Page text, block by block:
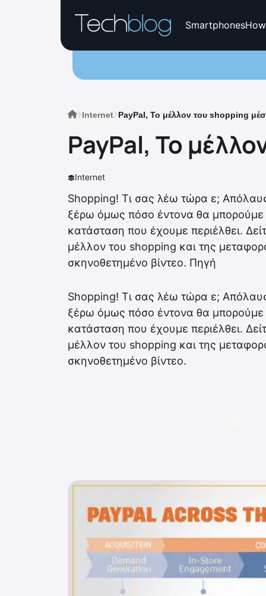
Smartphones
Internet PayPal, Το μέλλον του shopping
PayPal, Το
Internet
Shopping! Τι σας λέω τώρα ε;
ξέρω όμως πόσο έντονα θα μπορούμε
κατάσταση που έχουμε περιέλθει.
μέλλον του shopping και της
σκηνοθετημένο βίντεο. Πηγή
Shopping! Τι σας λέω τώρα ε;
ξέρω όμως πόσο έντονα θα μπορούμε
κατάσταση που έχουμε περιέλθει.
μέλλον του shopping και της
σκηνοθετημένο βίντεο.